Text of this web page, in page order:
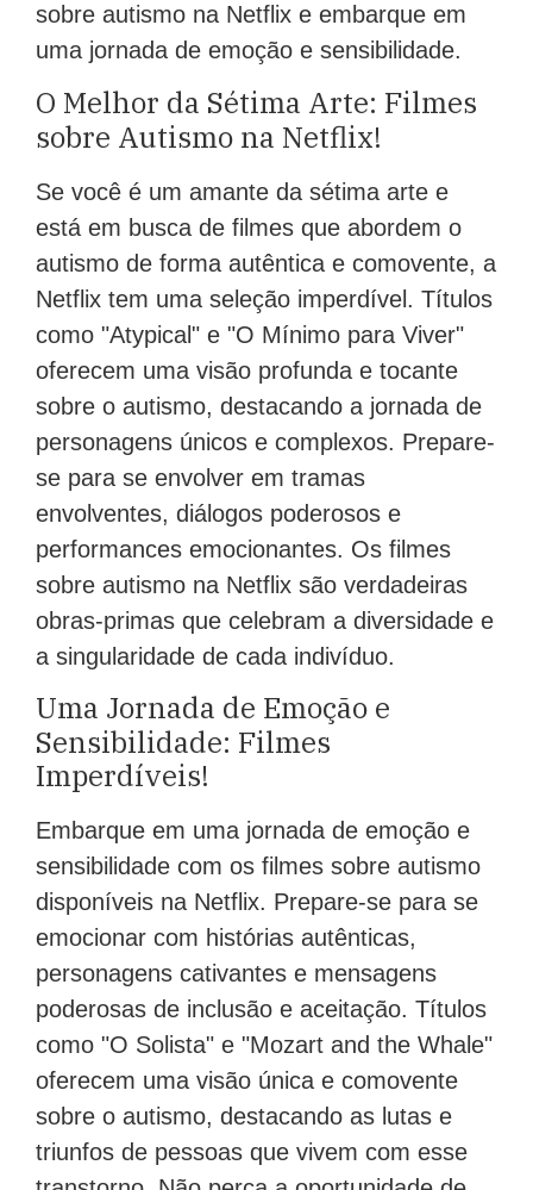
sobre autismo na Netflix e embarque em
uma jornada de emoção e sensibilidade.
O Melhor da Sétima Arte: Filmes
sobre Autismo na Netflix!
Se você é um amante da sétima arte e
está em busca de filmes que abordem o
autismo de forma autêntica e comovente, a
Netflix tem uma seleção imperdível. Títulos
como "Atypical" e "O Mínimo para Viver"
oferecem uma visão profunda e tocante
sobre o autismo, destacando a jornada de
personagens únicos e complexos. Prepare-
se para se envolver em tramas
envolventes, diálogos poderosos e
performances emocionantes. Os filmes
sobre autismo na Netflix são verdadeiras
obras-primas que celebram a diversidade e
a singularidade de cada indivíduo.
Uma Jornada de Emoção e
Sensibilidade: Filmes
Imperdíveis!
Embarque em uma jornada de emoção e
sensibilidade com os filmes sobre autismo
disponíveis na Netflix. Prepare-se para se
emocionar com histórias autênticas,
personagens cativantes e mensagens
poderosas de inclusão e aceitação. Títulos
como "O Solista" e "Mozart and the Whale"
oferecem uma visão única e comovente
sobre o autismo, destacando as lutas e
triunfos de pessoas que vivem com esse